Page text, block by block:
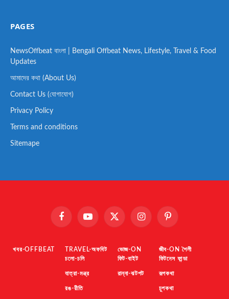
PAGES
NewsOffbeat বাংলা | Bengali Offbeat News, Lifestyle, Travel & Food
Updates
আমাদের কথা (About Us)
Contact Us (যোগাযোগ)
Privacy Policy
Terms and conditions
Sitemape
FacebookYouTube X
InstagramPinterest
খবর-OFFBEAT
TRAVEL-অফবিট
চলো-চলি
যাত্রা-মন্ত্র
রঙ-রীতি
ভোজ-ON
ফিট-বাইট
রান্না-ঝটপট
জীব-ON শৈলী
ফিটনেস ফান্ডা
রূপকথা
চুপকথা